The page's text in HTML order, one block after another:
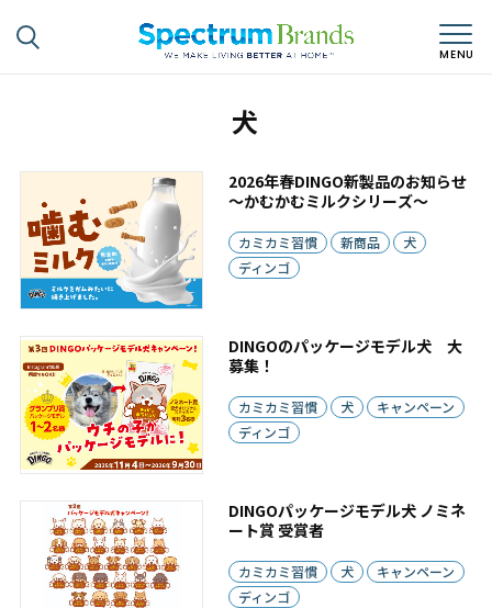
犬
2026年春DINGO新製品のお知らせ
～かむかむミルクシリーズ～
カミカミ習慣 新商品
犬
ディンゴ
DINGOのパッケージモデル犬 大
募集！
カミカミ習慣 犬
キャンペーン
ディンゴ
DINGOパッケージモデル犬 ノミネ
ート賞 受賞者
カミカミ習慣 犬
キャンペーン
ディンゴ